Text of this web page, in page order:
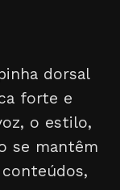
dorsal
forte e
o estilo,
se mantêm